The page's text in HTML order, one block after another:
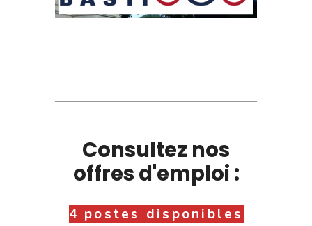
Consultez nos
offres d'emploi :
4 postes disponibles